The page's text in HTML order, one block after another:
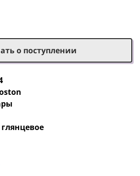
глянцевое
о поступлении